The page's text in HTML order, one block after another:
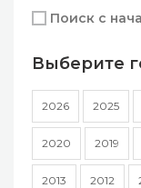
Поиск с
Выберите
2026 2025
2020 2019
2013 2012